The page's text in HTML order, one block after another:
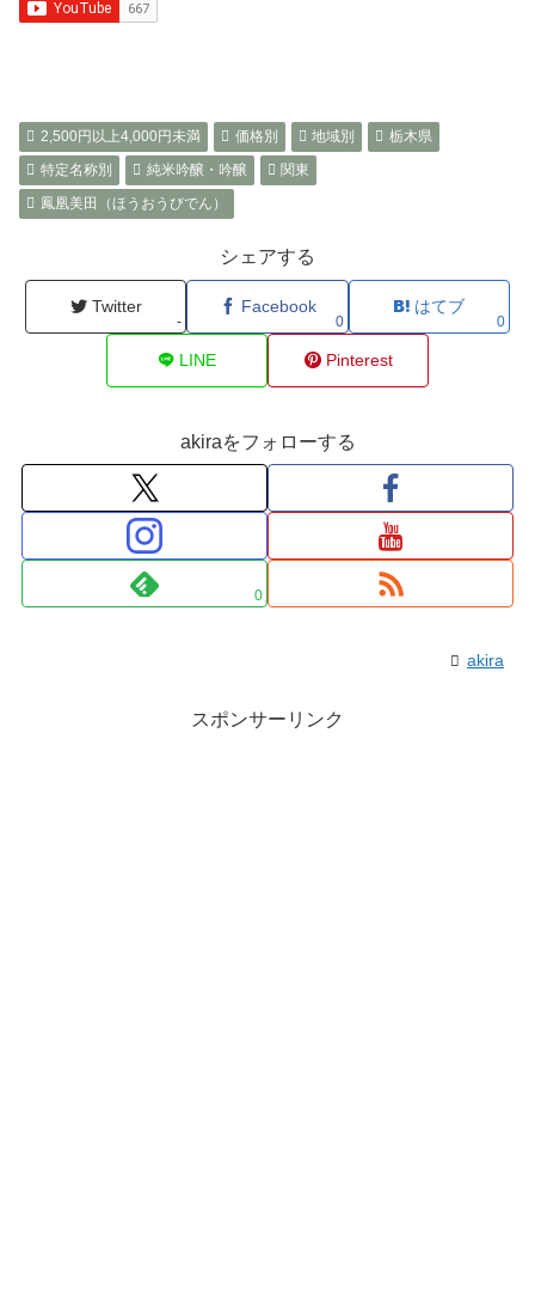
2,500円以上4,000円未満 価格別 地域別
栃木県
特定名称別
純米吟醸・吟醸
関東
鳳凰美田（ほうおうびでん）
シェアする
Twitter
-
Facebook
0
はてブ
0
LINE Pinterest
akiraをフォローする
0
akira
スポンサーリンク